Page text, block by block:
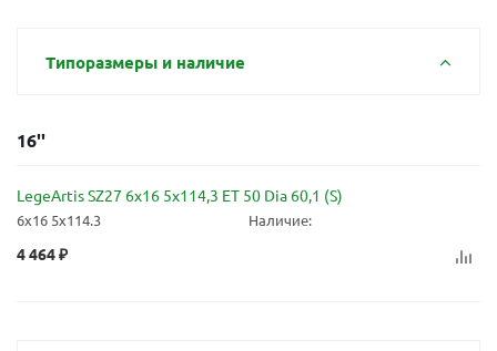
Типоразмеры и наличие
16''
LegeArtis SZ27 6x16 5x114,3 ET 50 Dia 60,1 (S)
6x16 5x114.3 Наличие:
4 464₽